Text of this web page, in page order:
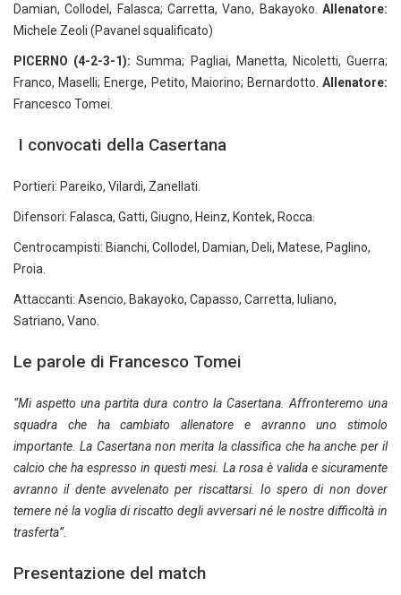
Damian, Collodel, Falasca; Carretta, Vano, Bakayoko. Allenatore:
Michele Zeoli (Pavanel squalificato)
PICERNO (4-2-3-1): Summa; Pagliai, Manetta, Nicoletti, Guerra;
Franco, Maselli; Energe, Petito, Maiorino; Bernardotto. Allenatore:
Francesco Tomei.
I convocati della Casertana
Portieri: Pareiko, Vilardi, Zanellati.
Difensori: Falasca, Gatti, Giugno, Heinz, Kontek, Rocca.
Centrocampisti: Bianchi, Collodel, Damian, Deli, Matese, Paglino,
Proia.
Attaccanti: Asencio, Bakayoko, Capasso, Carretta, Iuliano,
Satriano, Vano.
Le parole di Francesco Tomei
“Mi aspetto una partita dura contro la Casertana. Affronteremo una
squadra che ha cambiato allenatore e avranno uno stimolo
importante. La Casertana non merita la classifica che ha anche per il
calcio che ha espresso in questi mesi. La rosa è valida e sicuramente
avranno il dente avvelenato per riscattarsi. Io spero di non dover
temere né la voglia di riscatto degli avversari né le nostre difficoltà in
trasferta”.
Presentazione del match